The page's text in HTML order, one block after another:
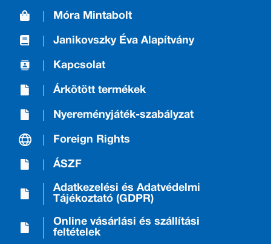
Móra Mintabolt
Janikovszky Éva Alapítvány
Kapcsolat
Árkötött termékek
Nyereményjáték-szabályzat
Foreign Rights
ÁSZF
Adatkezelési és Adatvédelmi
Tájékoztató (GDPR)
Online vásárlási és szállítási
feltételek